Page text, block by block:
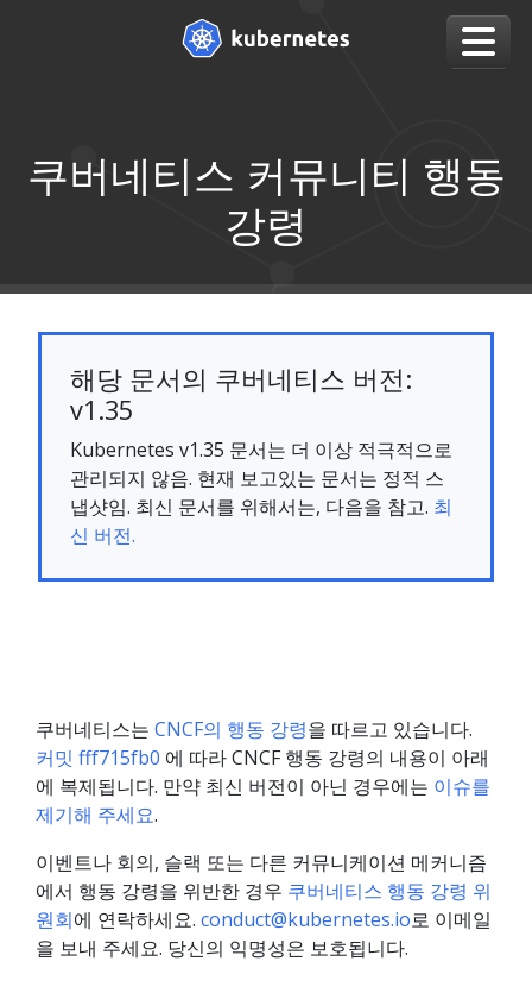
쿠버네티스 커뮤니티 행동
강령
해당 문서의 쿠버네티스 버전:
v1.35
Kubernetes v1.35 문서는 더 이상 적극적으로
관리되지 않음. 현재 보고있는 문서는 정적 스
냅샷임. 최신 문서를 위해서는, 다음을 참고. 최
신 버전.
쿠버네티스는CNCF의 행동 강령을 따르고 있습니다.
커밋 fff715fb0 에 따라 CNCF 행동 강령의 내용이 아래
에 복제됩니다. 만약 최신 버전이 아닌 경우에는 이슈를
제기해 주세요.
이벤트나 회의, 슬랙 또는 다른 커뮤니케이션 메커니즘
에서 행동 강령을 위반한 경우 쿠버네티스 행동 강령 위
원회에 연락하세요.conduct@kubernetes.io로 이메일
을 보내 주세요. 당신의 익명성은 보호됩니다.